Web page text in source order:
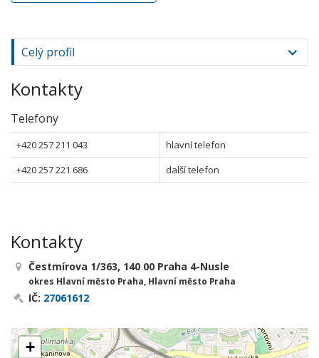
Celý profil
Kontakty
Telefony
+420 257 211 043
hlavní telefon
+420 257 221 686
další telefon
Kontakty
Čestmírova 1/363, 140 00 Praha 4-Nusle
okres Hlavní město Praha, Hlavní město Praha
IČ: 27061612
+